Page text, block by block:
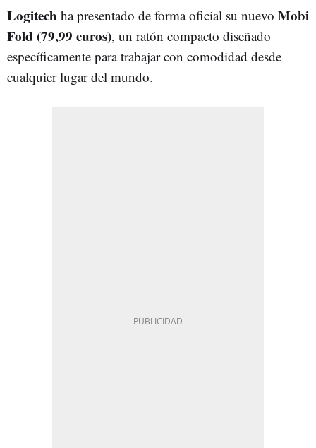
Logitech ha presentado de forma oficial su nuevo Mobi
Fold (79,99 euros), un ratón compacto diseñado
específicamente para trabajar con comodidad desde
cualquier lugar del mundo.